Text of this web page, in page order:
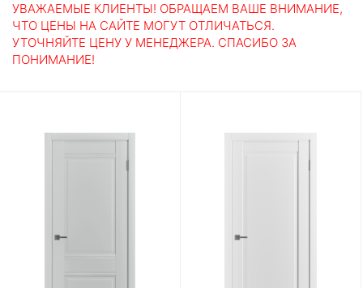
УВАЖАЕМЫЕ КЛИЕНТЫ! ОБРАЩАЕМ ВАШЕ ВНИМАНИЕ,
ЧТО ЦЕНЫ НА САЙТЕ МОГУТ ОТЛИЧАТЬСЯ.
УТОЧНЯЙТЕ ЦЕНУ У МЕНЕДЖЕРА. СПАСИБО ЗА
ПОНИМАНИЕ!